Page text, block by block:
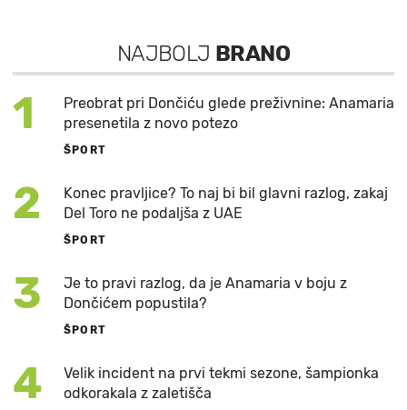
NAJBOLJ BRANO
1
Preobrat pri Dončiću glede preživnine: Anamaria
presenetila z novo potezo
ŠPORT
2
Konec pravljice? To naj bi bil glavni razlog, zakaj
Del Toro ne podaljša z UAE
ŠPORT
3
Je to pravi razlog, da je Anamaria v boju z
Dončićem popustila?
ŠPORT
4
Velik incident na prvi tekmi sezone, šampionka
odkorakala z zaletišča